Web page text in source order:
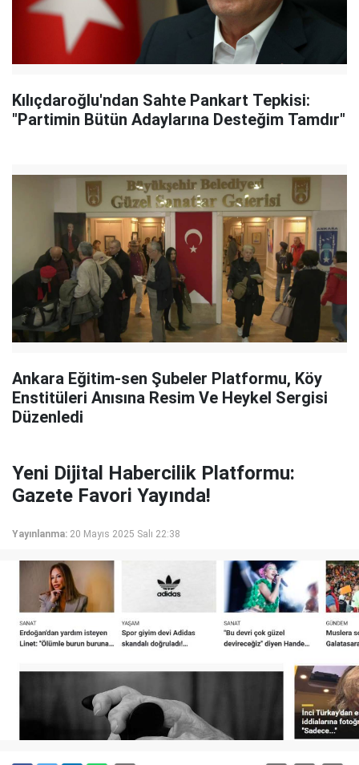
Kılıçdaroğlu'ndan Sahte Pankart Tepkisi:
"Partimin Bütün Adaylarına Desteğim Tamdır"
Ankara Eğitim-sen Şubeler Platformu, Köy
Enstitüleri Anısına Resim Ve Heykel Sergisi
Düzenledi
Yeni Dijital Habercilik Platformu:
Gazete Favori Yayında!
Yayınlanma: 20 Mayıs 2025 Salı 22:38